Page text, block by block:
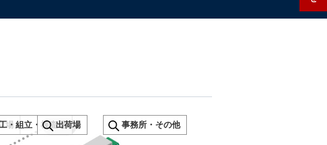
場
・組立・検査場出荷場 事務所・その他